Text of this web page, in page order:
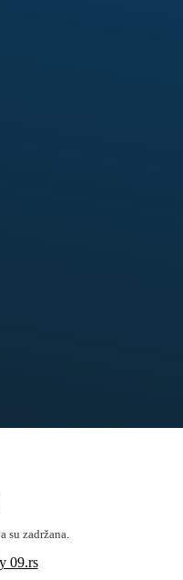
su zadržana.
09.rs